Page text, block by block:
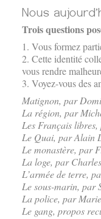
Trois questions
1. Vous formez
2. Cette identité
vous rendre
3. Voyez-vous des
Matignon, par
La région, par
Les Français
Le Quai, par Alain
Le monastère, par
La loge, par
L’armée de terre,
Le sous-marin, par
La police, par
Le gang, propos